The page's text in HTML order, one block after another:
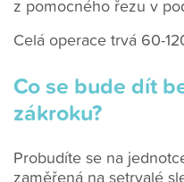
z pomocného řezu v
Celá operace trvá 60-
Co se bude dít
zákroku?
Probudíte se na
zaměřená na setrvalé